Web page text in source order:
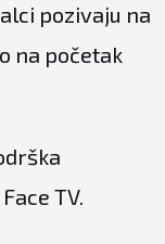
pozivaju na
na početak
TV.